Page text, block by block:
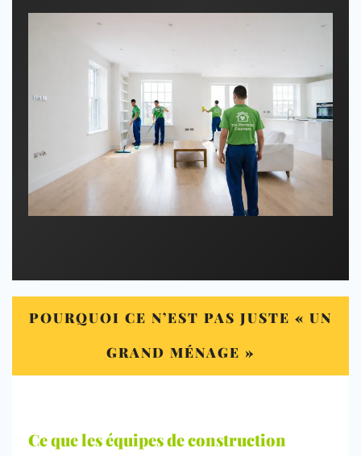
POURQUOI CE N’EST PAS JUSTE « UN
GRAND MÉNAGE »
Ce que les équipes de construction